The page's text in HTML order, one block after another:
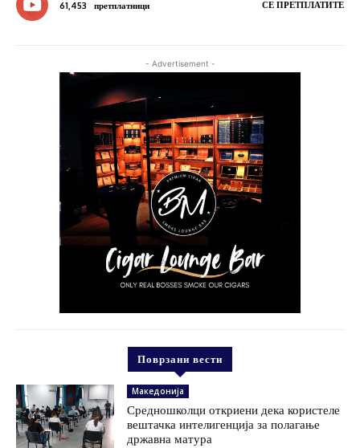
61,453 претплатници СЕ ПРЕТПЛАТИТЕ
- Advertisement -
Поврзани вести
Македонија
Средношколци откриени дека користеле
вештачка интелигенција за полагање
државна матура